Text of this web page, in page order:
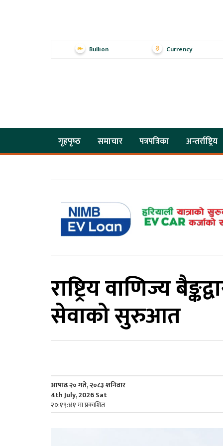
Bullion Currency
गृहपृष्‍ठ समाचार पत्रपत्रिका अन्तर्राष्ट्रिय
राष्ट्रिय वाणिज्य
सेवाको सुरुआत
आषाढ़ २० गते, २०८३ शनिवार
4th July, 2026 Sat
२०:१९:४१ मा प्रकाशित